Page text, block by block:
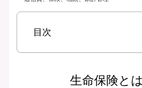
目次
生命保険と